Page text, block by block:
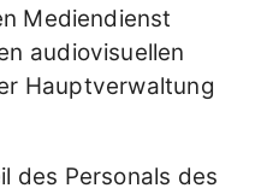
Mediendienst
audiovisuellen
Hauptverwaltung
des Personals des